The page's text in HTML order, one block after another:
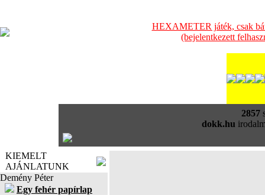
HEXAMETER játék, csak
(bejelentkezett
2857
dokk.hu
KIEMELT
AJÁNLATUNK
Demény Péter
Egy fehér papírlap